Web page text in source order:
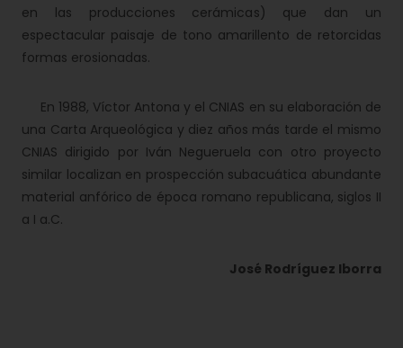
en las producciones cerámicas) que dan un
espectacular paisaje de tono amarillento de retorcidas
formas erosionadas.
En 1988, Víctor Antona y el CNIAS en su elaboración de
una Carta Arqueológica y diez años más tarde el mismo
CNIAS dirigido por Iván Negueruela con otro proyecto
similar localizan en prospección subacuática abundante
material anfórico de época romano republicana, siglos II
a I a.C.
José Rodríguez Iborra